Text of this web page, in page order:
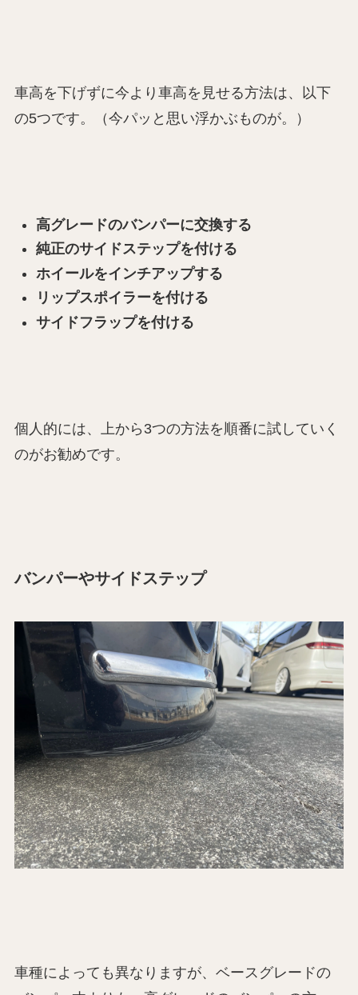
車高を下げずに今より車高を見せる方法は、以下
の5つです。（今パッと思い浮かぶものが。）
高グレードのバンパーに交換する
純正のサイドステップを付ける
ホイールをインチアップする
リップスポイラーを付ける
サイドフラップを付ける
個人的には、上から3つの方法を順番に試していく
のがお勧めです。
バンパーやサイドステップ
車種によっても異なりますが、ベースグレードの